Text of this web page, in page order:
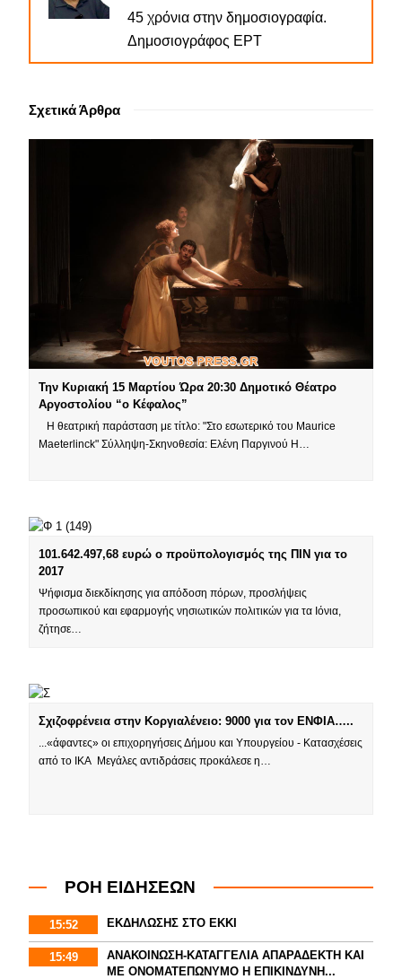
45 χρόνια στην δημοσιογραφία.
Δημοσιογράφος ΕΡΤ
Σχετικά Άρθρα
Την Κυριακή 15 Μαρτίου Ώρα 20:30 Δημοτικό Θέατρο
Αργοστολίου “ο Κέφαλος”
Η θεατρική παράσταση με τίτλο: "Στο εσωτερικό του Maurice
Maeterlinck" Σύλληψη-Σκηνοθεσία: Ελένη Παργινού Η…
101.642.497,68 ευρώ ο προϋπολογισμός της ΠΙΝ για το
2017
Ψήφισμα διεκδίκησης για απόδοση πόρων, προσλήψεις
προσωπικού και εφαρμογής νησιωτικών πολιτικών για τα Ιόνια,
ζήτησε…
Σχιζοφρένεια στην Κοργιαλένειο: 9000 για τον ΕΝΦΙΑ…..
...«άφαντες» οι επιχορηγήσεις Δήμου και Υπουργείου - Κατασχέσεις
από το ΙΚΑ Μεγάλες αντιδράσεις προκάλεσε η…
ΡΟΗ ΕΙΔΗΣΕΩΝ
15:52 ΕΚΔΗΛΩΣΗΣ ΣΤΟ ΕΚΚΙ
15:49
ΑΝΑΚΟΙΝΩΣΗ-ΚΑΤΑΓΓΕΛΙΑ ΑΠΑΡΑΔΕΚΤΗ ΚΑΙ
ΜΕ ΟΝΟΜΑΤΕΠΩΝΥΜΟ Η ΕΠΙΚΙΝΔΥΝΗ...